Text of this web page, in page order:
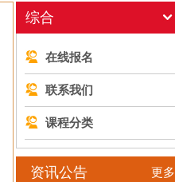
综合
在线报名
联系我们
课程分类
资讯公告 更多